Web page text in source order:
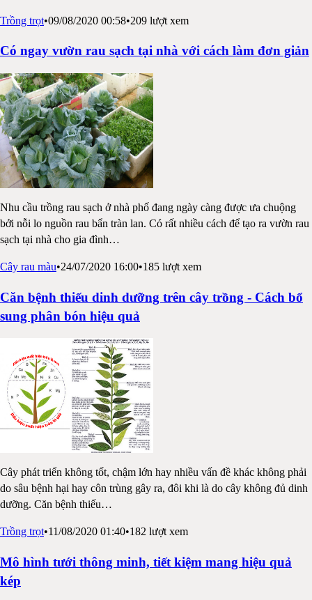
Trồng trọt•09/08/2020 00:58•209 lượt xem
Có ngay vườn rau sạch tại nhà với cách làm đơn giản
Nhu cầu trồng rau sạch ở nhà phố đang ngày càng được ưa chuộng
bởi nỗi lo nguồn rau bẩn tràn lan. Có rất nhiều cách để tạo ra vườn rau
sạch tại nhà cho gia đình…
Cây rau màu•24/07/2020 16:00•185 lượt xem
Căn bệnh thiếu dinh dưỡng trên cây trồng - Cách bổ
sung phân bón hiệu quả
Cây phát triển không tốt, chậm lớn hay nhiều vấn đề khác không phải
do sâu bệnh hại hay côn trùng gây ra, đôi khi là do cây không đủ dinh
dưỡng. Căn bệnh thiếu…
Trồng trọt•11/08/2020 01:40•182 lượt xem
Mô hình tưới thông minh, tiết kiệm mang hiệu quả
kép